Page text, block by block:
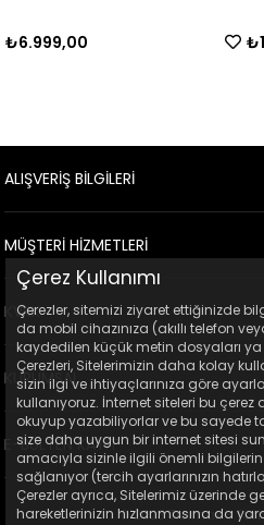
ALIŞVERİŞ BİLGİLERİ
MÜŞTERİ HİZMETLERİ
KVKK
KURUMSAL
E-BÜLTEN KAYIT
© 2023 Ticimax - Tüm
Çerez Kullanımı
Çerezler, sitemizi ziyaret ettiğinizde
da mobil cihazınıza (akıllı telefon
kaydedilen küçük metin dosyaları
Çerezleri, Sitelerimizin daha kolay
sizin ilgi ve ihtiyaçlarınıza göre
kullanıyoruz. İnternet siteleri bu çerez
okuyup yazabiliyorlar ve bu sayede
size daha uygun bir internet sitesi
amacıyla sizinle ilgili önemli bilgilerin
sağlanıyor (tercih ayarlarınızın
Çerezler ayrıca, Sitelerimiz üzerinde
hareketlerinizin hızlanmasına da